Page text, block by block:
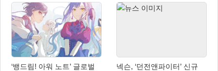
‘뱅드림! 아워 노트’ 글로벌
넥슨, ‘던전앤파이터’ 신규